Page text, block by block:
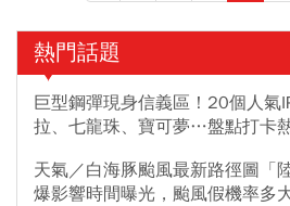
熱門話題
巨型鋼彈現身信義區！20個人氣
拉、七龍珠、寶可夢…盤點打卡
天氣／白海豚颱風最新路徑圖「
爆影響時間曝光，颱風假機率多